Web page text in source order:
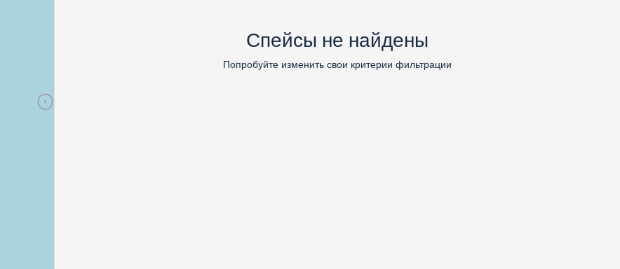
Спейсы не найдены
Попробуйте изменить свои критерии фильтрации